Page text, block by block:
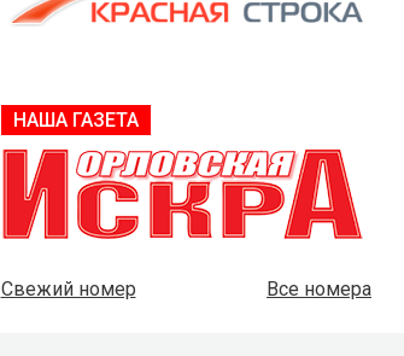
НАША ГАЗЕТА
Свежий номер Все номера